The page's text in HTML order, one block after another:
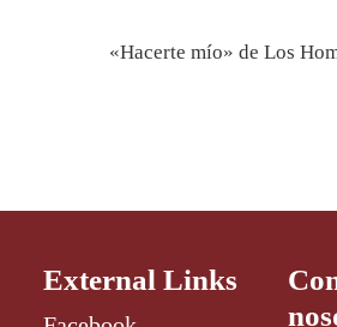
«Hacerte mío» de Los
External Links